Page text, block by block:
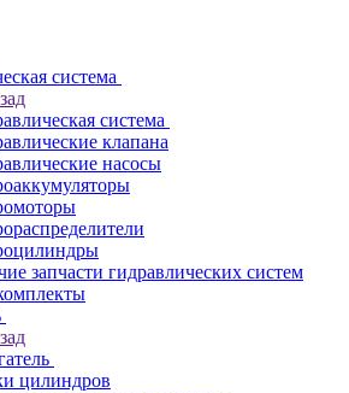
система
система
клапана
насосы
запчасти гидравлических систем
цилиндров